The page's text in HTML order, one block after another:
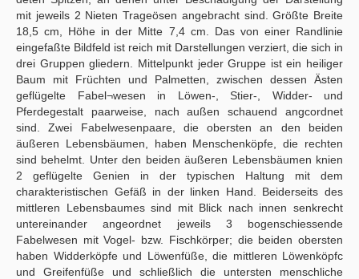
mit jeweils 2 Nieten Trageösen angebracht sind. Größte Breite
18,5 cm, Höhe in der Mitte 7,4 cm. Das von einer Randlinie
eingefaßte Bildfeld ist reich mit Darstellungen verziert, die sich in
drei Gruppen gliedern. Mittelpunkt jeder Gruppe ist ein heiliger
Baum mit Früchten und Palmetten, zwischen dessen Ästen
geflügelte Fabel¬wesen in Löwen-, Stier-, Widder- und
Pferdegestalt paarweise, nach außen schauend angcordnet
sind. Zwei Fabelwesenpaare, die obersten an den beiden
äußeren Lebensbäumen, haben Menschenköpfe, die rechten
sind behelmt. Unter den beiden äußeren Lebensbäumen knien
2 geflügelte Genien in der typischen Haltung mit dem
charakteristischen Gefäß in der linken Hand. Beiderseits des
mittleren Lebensbaumes sind mit Blick nach innen senkrecht
untereinander angeordnet jeweils 3 bogenschiessende
Fabelwesen mit Vogel- bzw. Fischkörper; die beiden obersten
haben Widderköpfe und Löwenfüße, die mittleren Löwenköpfc
und Greifenfüße und schließlich die untersten menschliche